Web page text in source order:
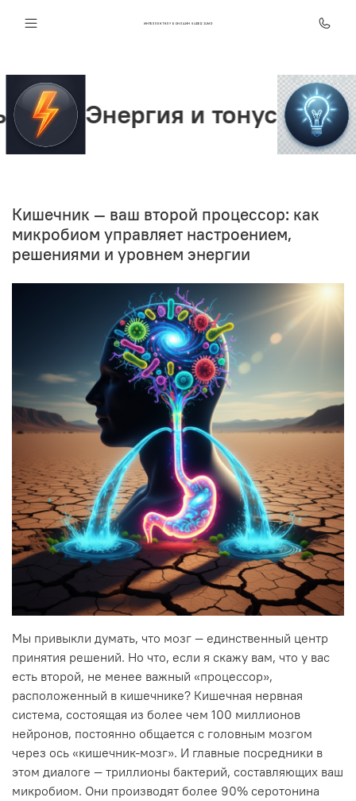
ИНТЕЛЛЕКТ КЛУБ ОНЛАЙН SUPER JUMP
Энергия и тонус
Кишечник — ваш второй процессор: как
микробиом управляет настроением,
решениями и уровнем энергии
Мы привыкли думать, что мозг — единственный центр
принятия решений. Но что, если я скажу вам, что у вас
есть второй, не менее важный «процессор»,
расположенный в кишечнике? Кишечная нервная
система, состоящая из более чем 100 миллионов
нейронов, постоянно общается с головным мозгом
через ось «кишечник-мозг». И главные посредники в
этом диалоге — триллионы бактерий, составляющих ваш
микробиом. Они производят более 90% серотонина